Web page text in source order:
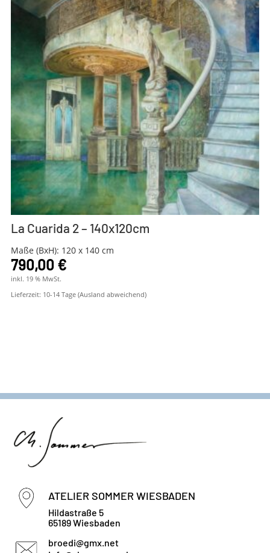
La Cuarida 2 – 140x120cm
Maße (BxH): 120 x 140 cm
790,00 €
inkl. 19 % MwSt.
Lieferzeit: 10-14 Tage (Ausland abweichend)
ATELIER SOMMER WIESBADEN
Hildastraße 5
65189 Wiesbaden
broedi@gmx.net